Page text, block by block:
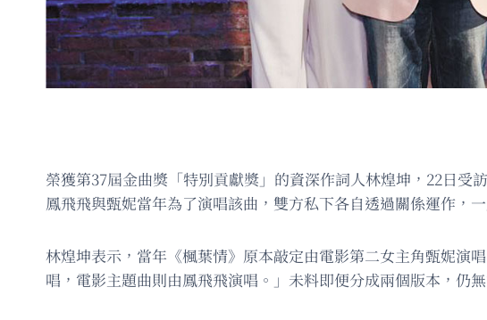
榮獲第37屆金曲獎「特別貢獻獎」的資深作詞人林煌坤，22日
鳳飛飛與甄妮當年為了演唱該曲，雙方私下各自透過關係運作，
林煌坤表示，當年《楓葉情》原本敲定由電影第二女主角甄妮演
唱，電影主題曲則由鳳飛飛演唱。」未料即便分成兩個版本，仍